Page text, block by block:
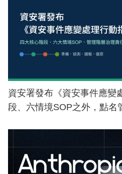
資安署發布《資安事件應變
段、六情境SOP之外，點名